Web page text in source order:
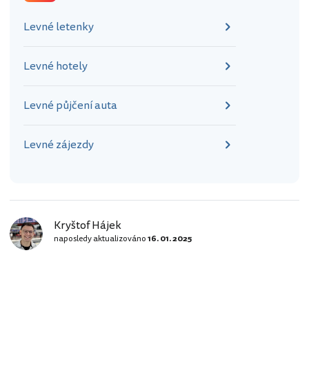
Levné letenky
Levné hotely
Levné půjčení auta
Levné zájezdy
Kryštof Hájek
naposledy aktualizováno16. 01. 2025